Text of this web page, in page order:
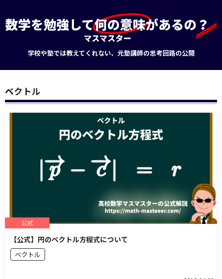
学校や塾では教えてくれない、元塾講師の思考回路の公開
ベクトル
【公式】円のベクトル方程式について
ベクトル
公式